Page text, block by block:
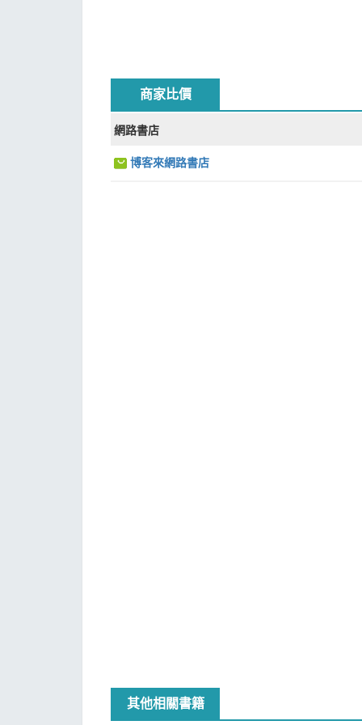
商家比價
網路書店
博客來網路書店
其他相關書籍